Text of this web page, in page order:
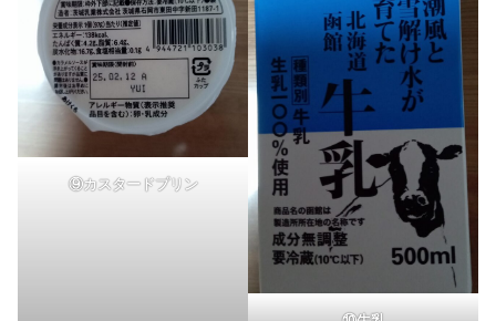
⑨カスタードプリン